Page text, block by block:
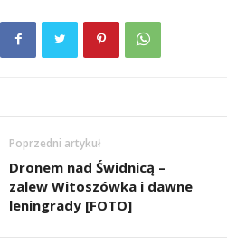
Poprzedni artykuł
Dronem nad Świdnicą –
zalew Witoszówka i dawne
leningrady [FOTO]